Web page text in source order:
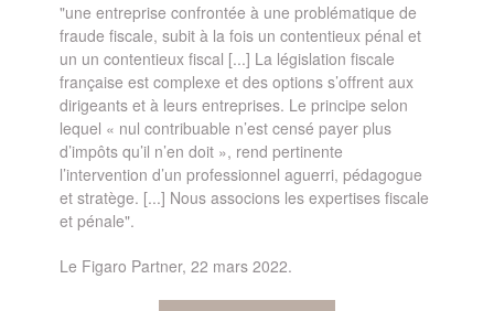
"une entreprise confrontée à une problématique de
fraude fiscale, subit à la fois un contentieux pénal et
un un contentieux fiscal [...] La législation fiscale
française est complexe et des options s’offrent aux
dirigeants et à leurs entreprises. Le principe selon
lequel « nul contribuable n’est censé payer plus
d’impôts qu’il n’en doit », rend pertinente
l’intervention d’un professionnel aguerri, pédagogue
et stratège. [...] Nous associons les expertises fiscale
et pénale".
Le Figaro Partner, 22 mars 2022.